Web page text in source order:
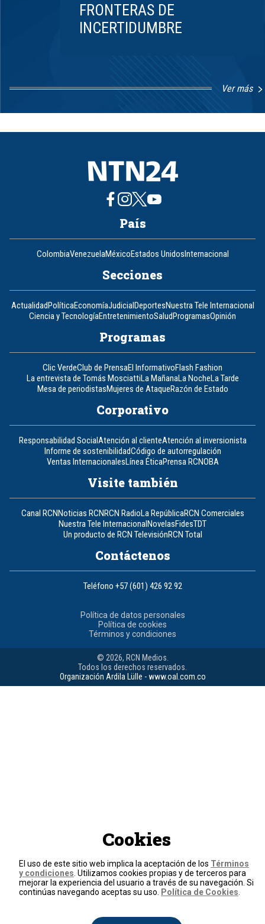
FRONTERAS DE
INCERTIDUMBRE
Ver más
8
País
ColombiaVenezuelaMéxicoEstados UnidosInternacional
Secciones
ActualidadPolíticaEconomíaJudicialDeportesNuestra Tele Internacional
Ciencia y TecnologíaEntretenimientoSaludProgramasOpinión
Programas
Clic VerdeClub de PrensaEl InformativoFlash Fashion
La entrevista de Tomás MosciattiLa MañanaLa NocheLa Tarde
Mesa de periodistasMujeres de AtaqueRazón de Estado
Corporativo
Responsabilidad SocialAtención al clienteAtención al inversionista
Informe de sostenibilidadCódigo de autorregulación
Ventas InternacionalesLínea ÉticaPrensa RCNOBA
Visite también
Canal RCNNoticias RCNRCN RadioLa RepúblicaRCN Comerciales
Nuestra Tele InternacionalNovelasFidesTDT
Un producto de RCN TelevisiónRCN Total
Contáctenos
Teléfono +57 (601) 426 92 92
Política de datos personales
Política de cookies
Términos y condiciones
© 2026, RCN Medios.
Todos los derechos reservados.
Organización Ardila Lülle - www.oal.com.co
Cookies
El uso de este sitio web implica la aceptación de los Términos
y condiciones . Utilizamos cookies propias y de terceros para
mejorar la experiencia del usuario a través de su navegación. Si
continúas navegando aceptas su uso.
Política de Cookies